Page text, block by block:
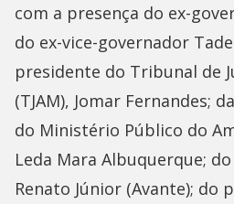
com a presença do ex-
do ex-vice-governador
presidente do Tribunal de
(TJAM), Jomar Fernandes;
do Ministério Público do
Leda Mara Albuquerque;
Renato Júnior (Avante); do